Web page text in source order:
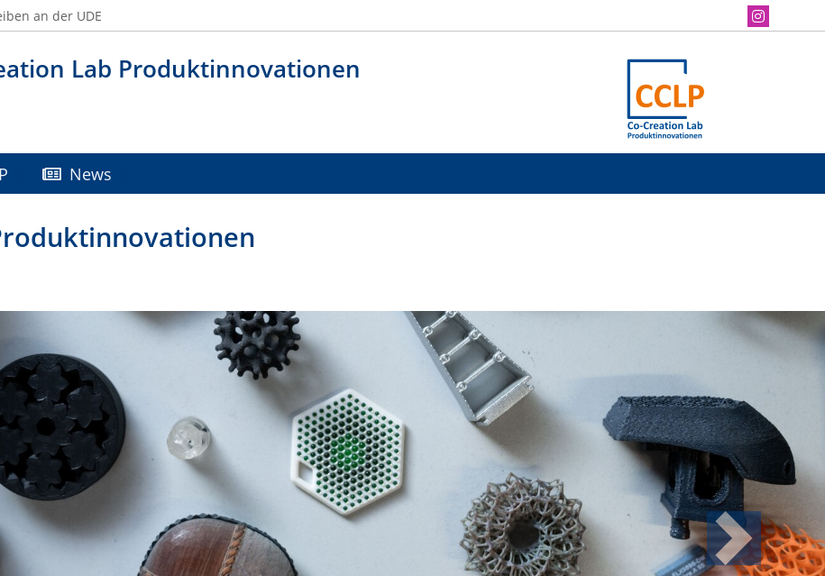
Lab Produktinnovationen
an der UDE
News
Next